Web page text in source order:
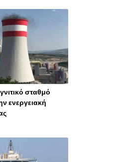
σταθμό
ενεργειακή